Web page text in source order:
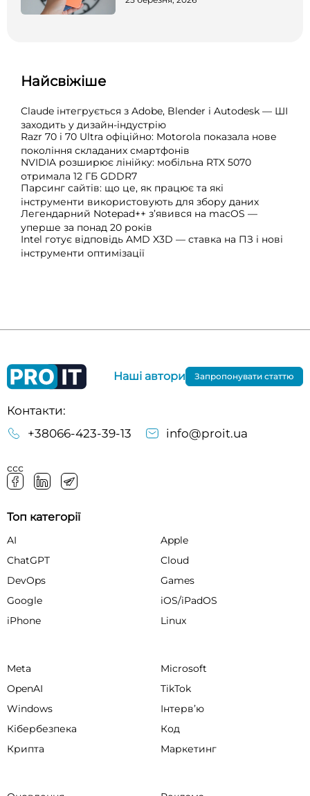
Найсвіжіше
Claude інтегрується з Adobe, Blender і Autodesk — ШІ
заходить у дизайн-індустрію
Razr 70 і 70 Ultra офіційно: Motorola показала нове
покоління складаних смартфонів
NVIDIA розширює лінійку: мобільна RTX 5070
отримала 12 ГБ GDDR7
Парсинг сайтів: що це, як працює та які
інструменти використовують для збору даних
Легендарний Notepad++ з’явився на macOS —
уперше за понад 20 років
Intel готує відповідь AMD X3D — ставка на ПЗ і нові
інструменти оптимізації
Контакти:
+38066-423-39-13
info@proit.ua
ссс
Наші автори Запропонувати статтю
Топ категорії
AI
Apple
ChatGPT
Cloud
DevOps
Games
Google
iOS/iPadOS
iPhone
Linux
Meta
Microsoft
OpenAI
TikTok
Windows
Інтервʼю
Кібербезпека
Код
Крипта
Маркетинг